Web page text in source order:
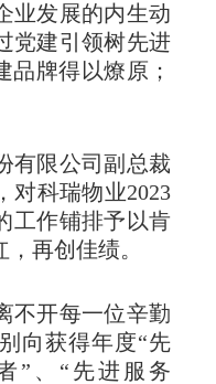
业发展的内生动
党建引领树先进
品牌得以燎原；
有限公司副总裁
对科瑞物业2023
工作铺排予以肯
再创佳绩。
不开每一位辛勤
向获得年度“先
”、“先进服务